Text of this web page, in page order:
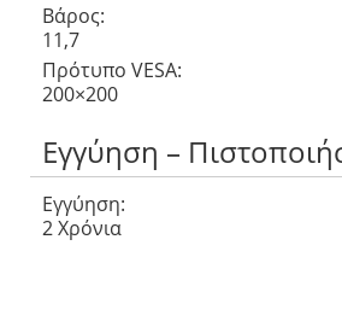
Βάρος:
11,7
Πρότυπο VESA:
200×200
Εγγύηση –
Εγγύηση:
2 Χρόνια